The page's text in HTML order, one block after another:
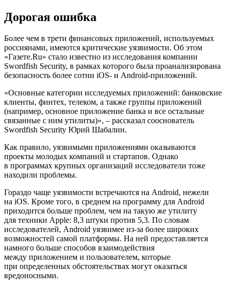
Дорогая ошибка
Более чем в трети финансовых приложений, используемых
россиянами, имеются критические уязвимости. Об этом
«Газете.Ru» стало известно из исследования компании
Swordfish Security, в рамках которого была проанализирована
безопасность более сотни iOS- и Android-приложений.
«Основные категории исследуемых приложений: банковские
клиенты, финтех, телеком, а также группы приложений
(например, основное приложение банка и все остальные
связанные с ним утилиты)», – рассказал сооснователь
Swordfish Security Юрий Шабалин.
Как правило, уязвимыми приложениями оказываются
проекты молодых компаний и стартапов. Однако
в программах крупных организаций исследователи тоже
находили проблемы.
Гораздо чаще уязвимости встречаются на Android, нежели
на iOS. Кроме того, в среднем на программу для Android
приходится больше проблем, чем на такую же утилиту
для техники Apple: 8,3 штуки против 5,3. По словам
исследователей, Android уязвимее из-за более широких
возможностей самой платформы. На ней предоставляется
намного больше способов взаимодействия
между приложением и пользователем, которые
при определенных обстоятельствах могут оказаться
вредоносными.